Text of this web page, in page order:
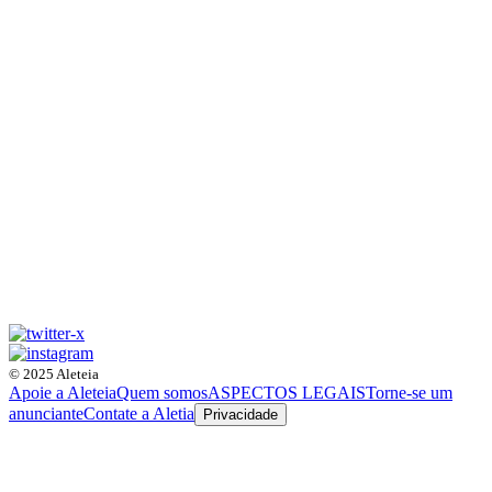
© 2025 Aleteia
Apoie a AleteiaQuem somosASPECTOS LEGAISTorne-se um
anuncianteContate a Aletia Privacidade